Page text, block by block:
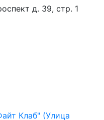
д. 39, стр. 1
Клаб" (Улица